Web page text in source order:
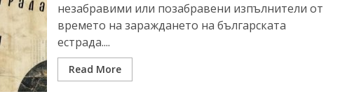
незабравими или позабравени изпълнители от
времето на зараждането на българската
естрада....
Read More